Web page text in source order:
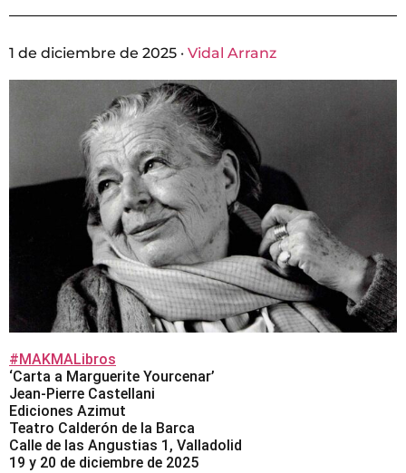
1 de diciembre de 2025 · Vidal Arranz
#MAKMALibros
‘Carta a Marguerite Yourcenar’
Jean-Pierre Castellani
Ediciones Azimut
Teatro Calderón de la Barca
Calle de las Angustias 1, Valladolid
19 y 20 de diciembre de 2025